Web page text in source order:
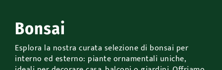
Outdoor
Bonsai
Esplora la nostra curata selezione di bonsai per
interno ed esterno: piante ornamentali uniche,